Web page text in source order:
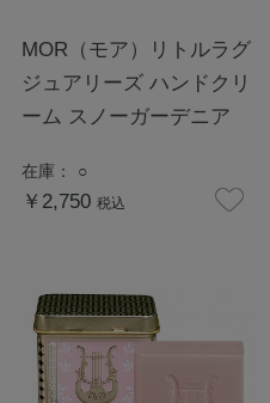
MOR（モア）リトルラグ
ジュアリーズ ハンドクリ
ーム スノーガーデニア
在庫： ○
￥2,750 税込